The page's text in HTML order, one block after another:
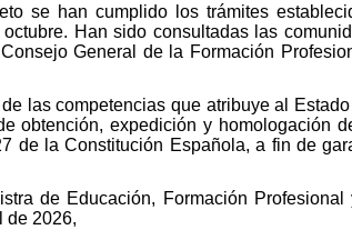
se han cumplido los trámites
Han sido consultadas las
General de la Formación
las competencias que atribuye al
obtención, expedición y homologación
de la Constitución Española, a fin de
de Educación, Formación
de 2026,